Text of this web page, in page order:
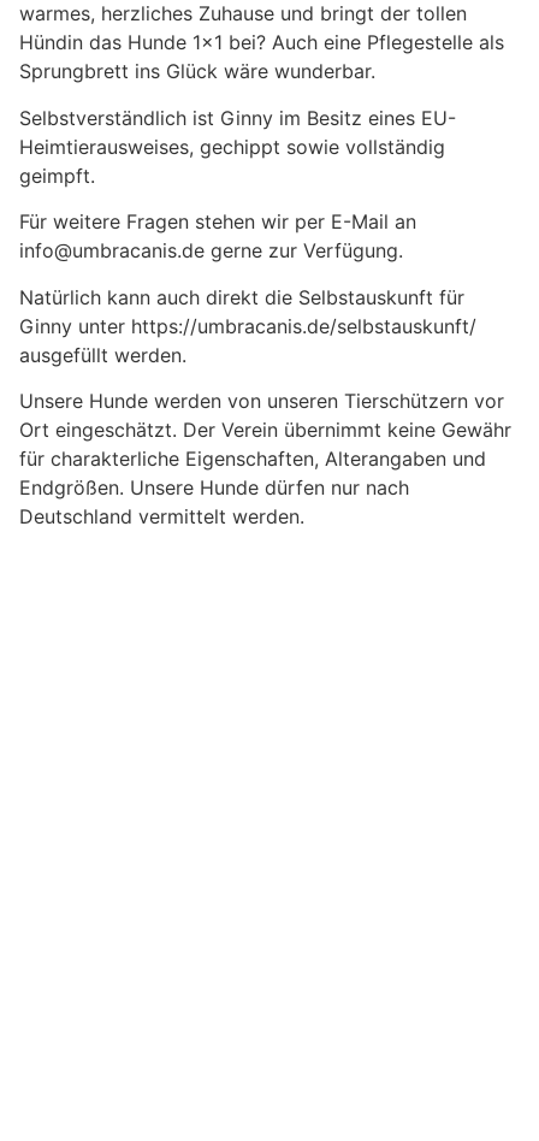
warmes, herzliches Zuhause und bringt der tollen
Hündin das Hunde 1×1 bei? Auch eine Pflegestelle als
Sprungbrett ins Glück wäre wunderbar.
Selbstverständlich ist Ginny im Besitz eines EU-
Heimtierausweises, gechippt sowie vollständig
geimpft.
Für weitere Fragen stehen wir per E-Mail an
info@umbracanis.de gerne zur Verfügung.
Natürlich kann auch direkt die Selbstauskunft für
Ginny unter https://umbracanis.de/selbstauskunft/
ausgefüllt werden.
Unsere Hunde werden von unseren Tierschützern vor
Ort eingeschätzt. Der Verein übernimmt keine Gewähr
für charakterliche Eigenschaften, Alterangaben und
Endgrößen. Unsere Hunde dürfen nur nach
Deutschland vermittelt werden.